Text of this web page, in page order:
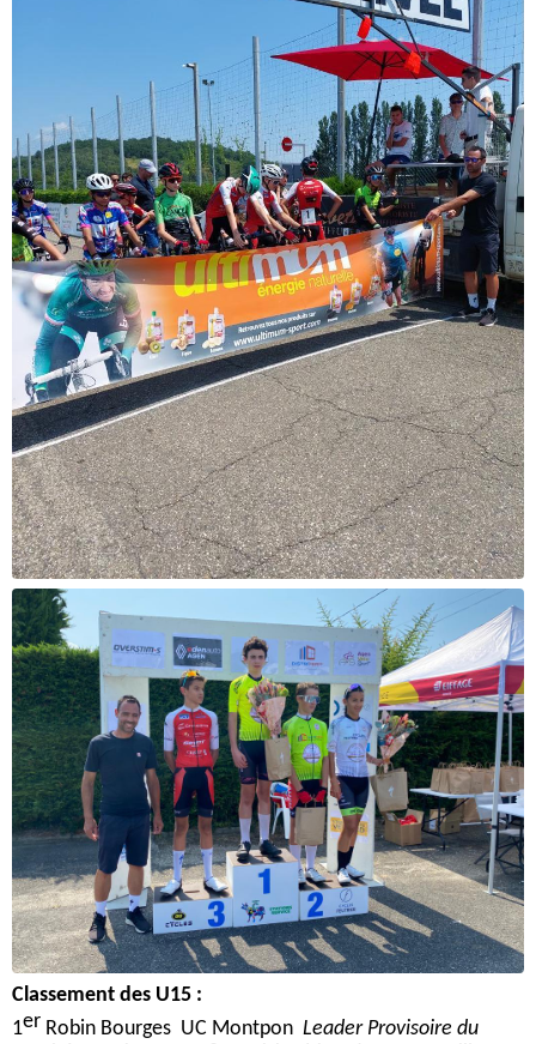
Classement des U15 :
1er Robin Bourges UC Montpon Leader Provisoire du